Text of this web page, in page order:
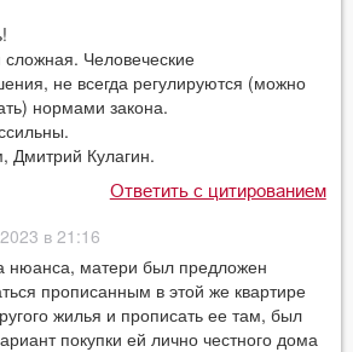
сложная. Человеческие
не всегда регулируются (можно
нормами закона.
Дмитрий Кулагин.
Ответить с цитированием
в 21:16
нюанса, матери был предложен
прописанным в этой же квартире
жилья и прописать ее там, был
покупки ей лично честного дома